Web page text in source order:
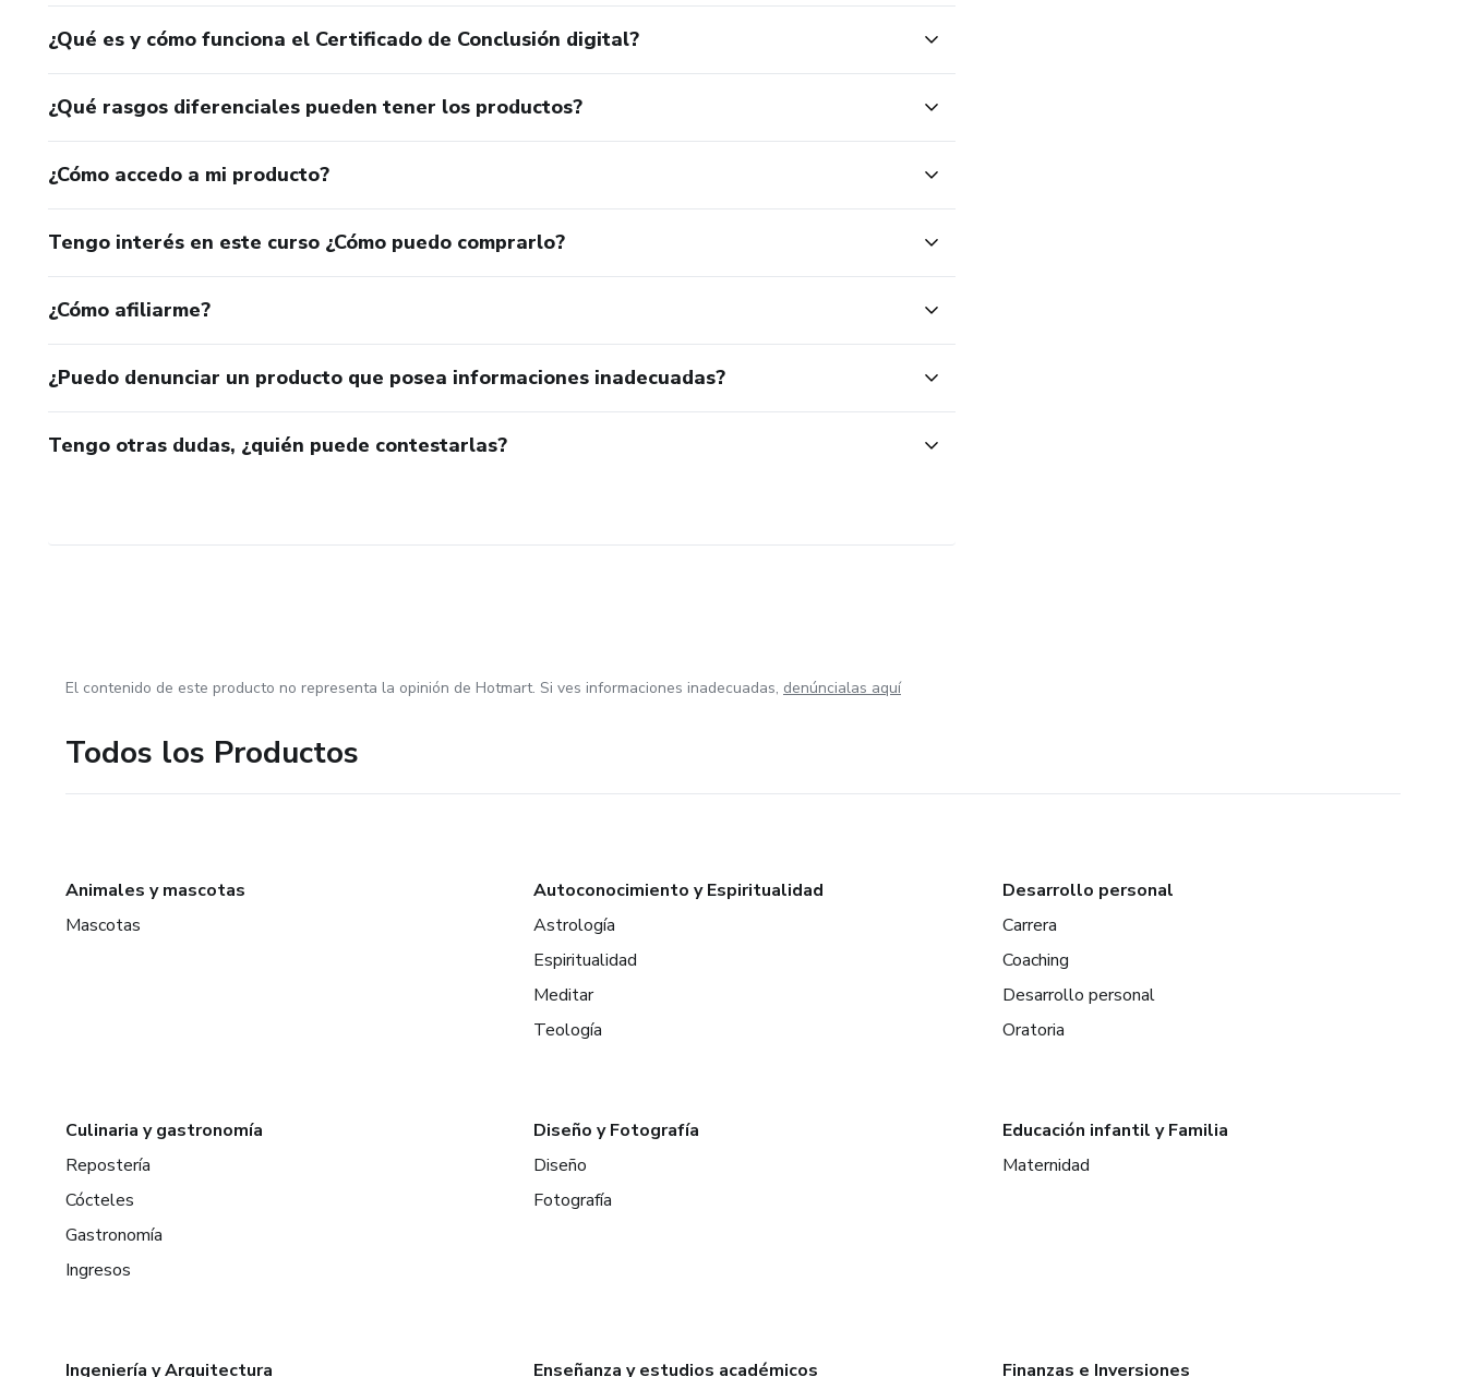
¿Qué es y cómo funciona el Certificado de Conclusión digital?
¿Qué rasgos diferenciales pueden tener los productos?
¿Cómo accedo a mi producto?
Tengo interés en este curso ¿Cómo puedo comprarlo?
¿Cómo afiliarme?
¿Puedo denunciar un producto que posea informaciones inadecuadas?
Tengo otras dudas, ¿quién puede contestarlas?
El contenido de este producto no representa la opinión de Hotmart. Si ves informaciones inadecuadas, denúncialas aquí
Todos los Productos
Animales y mascotas
Mascotas
Autoconocimiento y Espiritualidad
Astrología
Espiritualidad
Meditar
Teología
Desarrollo personal
Carrera
Coaching
Desarrollo personal
Oratoria
Culinaria y gastronomía
Repostería
Cócteles
Gastronomía
Ingresos
Diseño y Fotografía
Diseño
Fotografía
Educación infantil y Familia
Maternidad
Ingeniería y Arquitectura Enseñanza y estudios académicos Finanzas e Inversiones